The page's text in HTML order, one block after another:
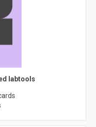
labtools